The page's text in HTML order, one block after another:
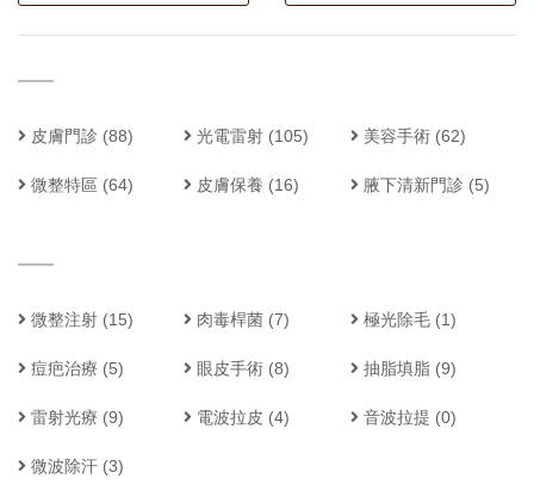
皮膚門診 (88) 光電雷射 (105) 美容手術 (62)
微整特區 (64) 皮膚保養 (16) 腋下清新門診 (5)
微整注射 (15) 肉毒桿菌 (7) 極光除毛 (1)
痘疤治療 (5) 眼皮手術 (8) 抽脂填脂 (9)
雷射光療 (9) 電波拉皮 (4) 音波拉提 (0)
微波除汗 (3)